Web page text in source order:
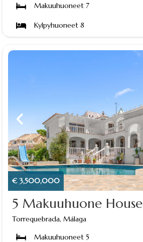
Makuuhuoneet 7
Kylpyhuoneet 8
€ 3,500,000
5 Makuuhuone House
Torrequebrada, Málaga
Makuuhuoneet 5